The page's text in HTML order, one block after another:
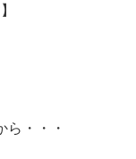
・・・